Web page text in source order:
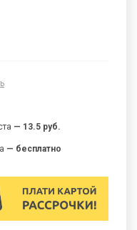
— 13.5 руб.
— бесплатно